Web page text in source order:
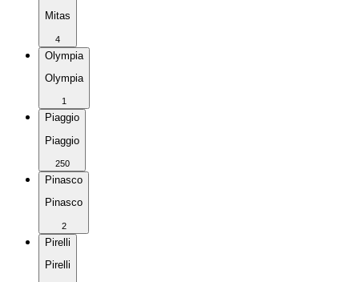
Mitas
4
Olympia
Olympia
1
Piaggio
Piaggio
250
Pinasco
Pinasco
2
Pirelli
Pirelli